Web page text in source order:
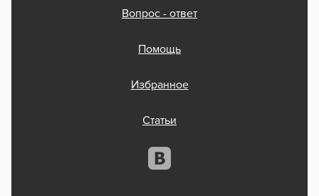
Вопрос - ответ
Помощь
Избранное
Статьи